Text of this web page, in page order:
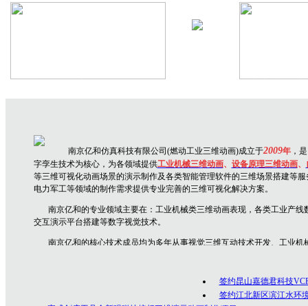
南京亿和仿真科技有限公司(燃动工业三维动画)成立于2009年，
字孪生技术为核心，为各领域提供工业机械三维动画、 设备原理三维动画、
等三维可视化动画场景的演示制作及各类智能管理软件的三维场景搭建等
电力军工等领域的制作需求提供专业完善的三维可视化解决方案。
南京亿和的专业领域主要在： 工业机械类三维动画表现，各类工业产线
交互演示平台搭建等数字视觉技术。
南京亿和的核心技术成员均为多年从事视觉三维互动技术开发、工业
公司坚持以创意为核心的客户服务价值，秉承以专业技术为先导，以诚
签约昆山嘉德君科技
签约江北新区滨江水环